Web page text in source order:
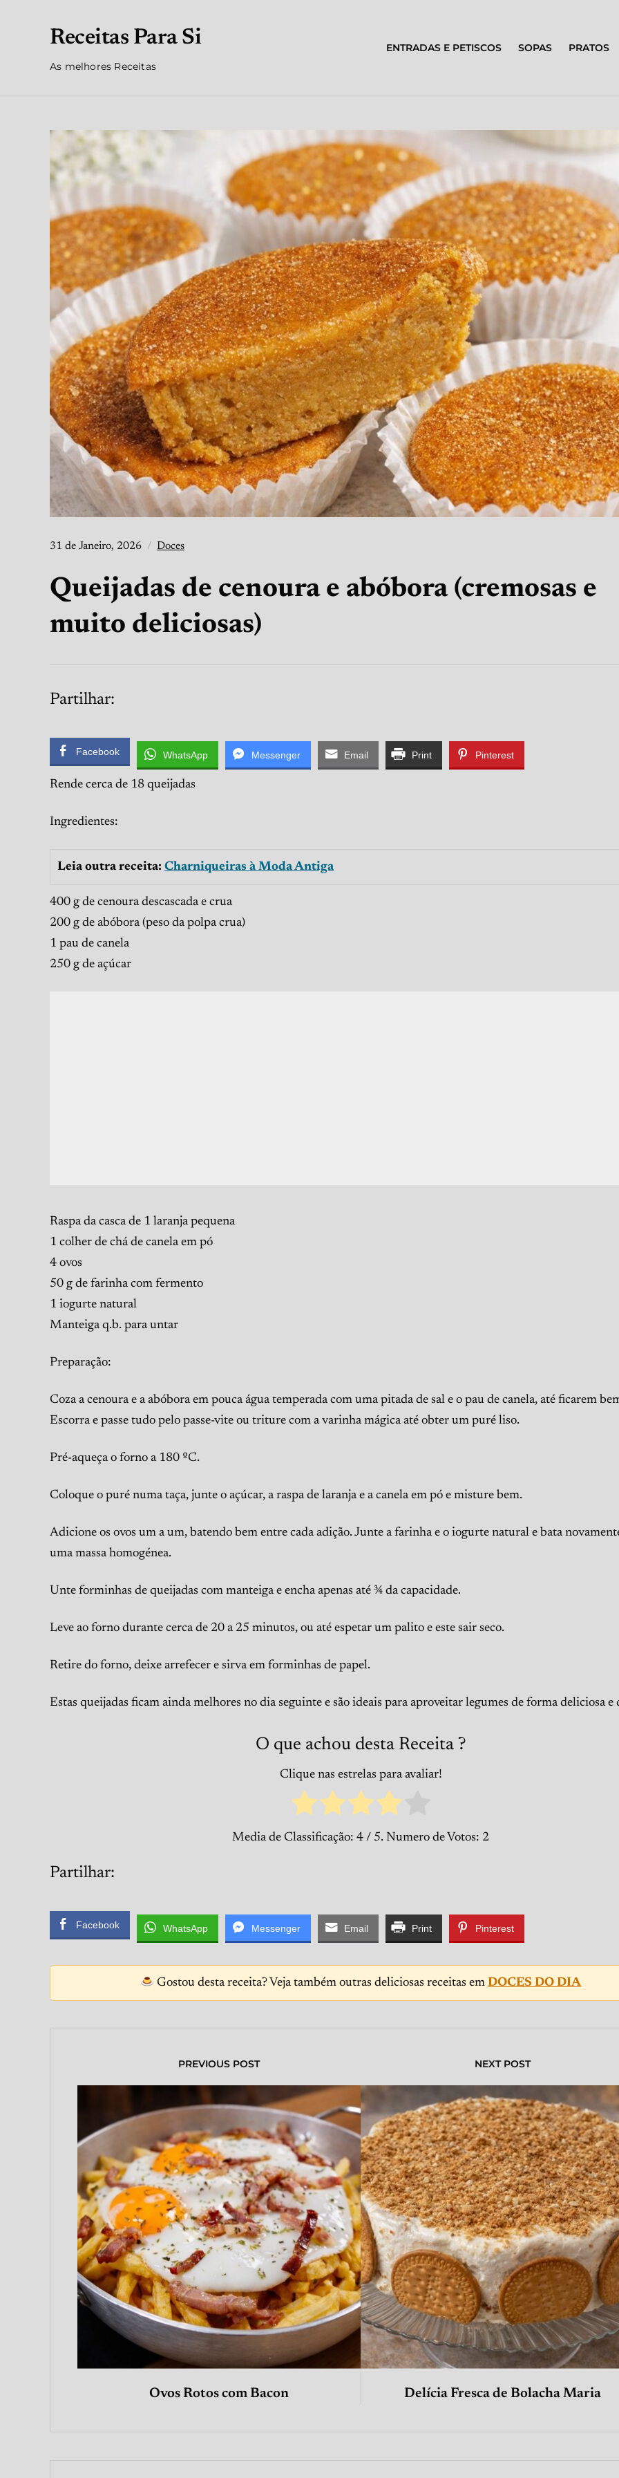
Receitas Para Si
As melhores Receitas
ENTRADAS E PETISCOS SOPAS PRATOS
31 de Janeiro, 2026 Doces
Queijadas de cenoura e abóbora (cremosas e
muito deliciosas)
Partilhar:
Facebook WhatsApp Messenger Email Print Pinterest
Rende cerca de 18 queijadas
Ingredientes:
Leia outra receita: Charniqueiras à Moda Antiga
400 g de cenoura descascada e crua
200 g de abóbora (peso da polpa crua)
1 pau de canela
250 g de açúcar
Raspa da casca de 1 laranja pequena
1 colher de chá de canela em pó
4 ovos
50 g de farinha com fermento
1 iogurte natural
Manteiga q.b. para untar
Preparação:
Coza a cenoura e a abóbora em pouca água temperada com uma pitada de sal e o pau de canela, até ficarem
Escorra e passe tudo pelo passe-vite ou triture com a varinha mágica até obter um puré liso.
Pré-aqueça o forno a 180 ºC.
Coloque o puré numa taça, junte o açúcar, a raspa de laranja e a canela em pó e misture bem.
Adicione os ovos um a um, batendo bem entre cada adição. Junte a farinha e o iogurte natural e bata
uma massa homogénea.
Unte forminhas de queijadas com manteiga e encha apenas até ¾ da capacidade.
Leve ao forno durante cerca de 20 a 25 minutos, ou até espetar um palito e este sair seco.
Retire do forno, deixe arrefecer e sirva em forminhas de papel.
Estas queijadas ficam ainda melhores no dia seguinte e são ideais para aproveitar legumes de forma deliciosa e
O que achou desta Receita ?
Clique nas estrelas para avaliar!
Media de Classificação: 4 / 5. Numero de Votos: 2
Partilhar:
Facebook WhatsApp Messenger Email Print Pinterest
Gostou desta receita? Veja também outras deliciosas receitas emDOCES DO DIA
PREVIOUS POST
Ovos Rotos com Bacon
NEXT POST
Delícia Fresca de Bolacha Maria